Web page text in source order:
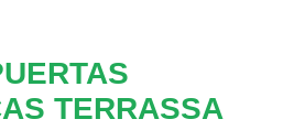
TERRASSA